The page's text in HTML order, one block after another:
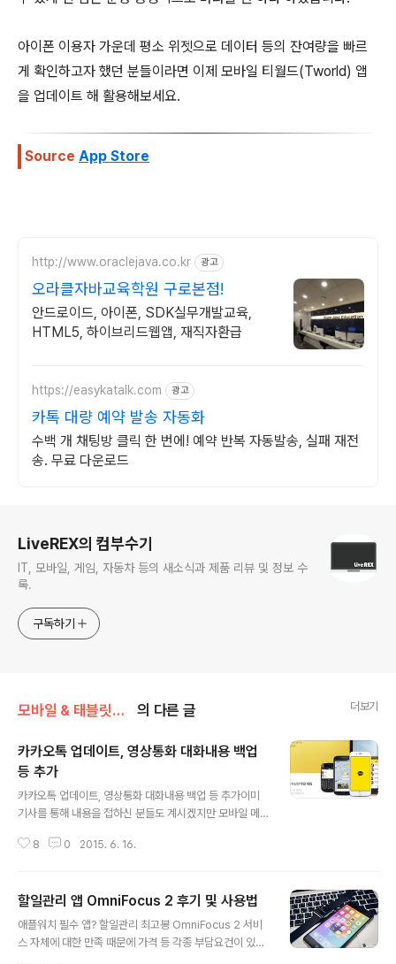
아이폰 이용자 가운데 평소 위젯으로 데이터 등의 잔여량을 빠르
게 확인하고자 했던 분들이라면 이제 모바일 티월드(Tworld) 앱
을 업데이트 해 활용해보세요.
Source App Store
http://www.oraclejava.co.kr 광고
오라클자바교육학원 구로본점!
안드로이드, 아이폰, SDK실무개발교육,
HTML5, 하이브리드웹앱, 재직자환급
https://easykatalk.com 광고
카톡 대량 예약 발송 자동화
수백 개 채팅방 클릭 한 번에! 예약 반복 자동발송, 실패 재전
송. 무료 다운로드
LiveREX의 컴부수기
IT, 모바일, 게임, 자동차 등의 새소식과 제품 리뷰 및 정보 수
록.
구독하기
모바일 & 태블릿PC 앱/> 아이폰 어플 의 다른 글 더보기
카카오톡 업데이트, 영상통화 대화내용 백업
등 추가
카카오톡 업데이트, 영상통화 대화내용 백업 등 추가이미
기사를 통해 내용을 접하신 분들도 계시겠지만 모바일 메
습니다. 현 시점에서는 iOS용 카카오톡만 5.0.0 버전으로
비스 오픈대화내용 백업 / 복원 기능 추가더보기 내 카카오
TV 서비스 오픈채팅방 내 + 버튼 > 뱅크머니 기능 추가U
RL 미리보기 기능 제공이미지 편집 기능 제공애플워치(A
8 0 2015. 6. 16.
할일관리 앱 OmniFocus 2 후기 및 사용법
애플워치 필수 앱? 할일관리 최고봉 OmniFocus 2 서비
스 자체에 대한 만족 때문에 가격 등 각종 부담요건이 있다